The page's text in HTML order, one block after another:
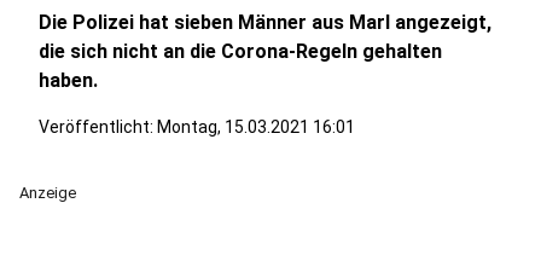
Die Polizei hat sieben Männer aus Marl angezeigt,
die sich nicht an die Corona-Regeln gehalten
haben.
Veröffentlicht: Montag, 15.03.2021 16:01
Anzeige